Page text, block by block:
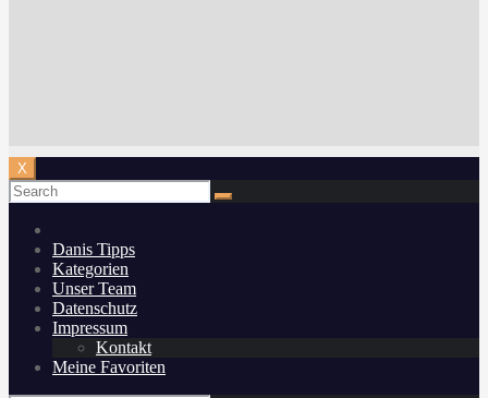
X
Danis Tipps
Kategorien
Unser Team
Datenschutz
Impressum
Kontakt
Meine Favoriten